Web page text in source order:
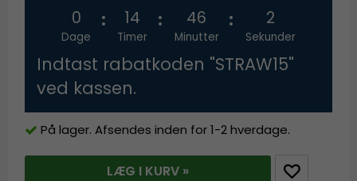
0
Dage
14
Timer
46
Minutter
2
Sekunder
Indtast rabatkoden "STRAW15"
ved kassen.
På lager. Afsendes inden for 1-2 hverdage.
LÆG I KURV »